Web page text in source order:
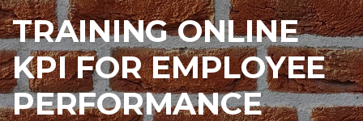
TRAINING ONLINE
KPI FOR EMPLOYEE
PERFORMANCE